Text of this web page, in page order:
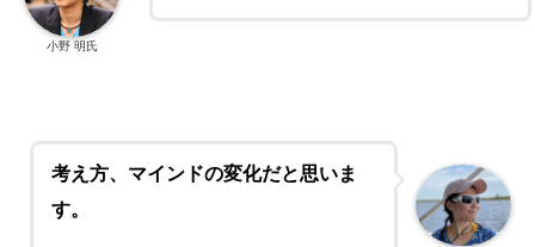
小野 明氏
考え方、マインドの変化だと思いま
す。